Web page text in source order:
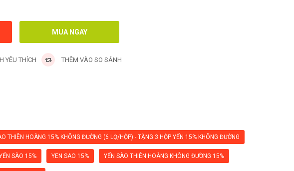
YÊU THÍCH THÊM VÀO SO SÁNH
THIÊN HOÀNG 15% KHÔNG ĐƯỜNG (6 LỌ/HỘP) - TẶNG 3 HỘP YẾN 15% KHÔNG ĐƯỜNG
SÀO 15% YEN SAO 15% YẾN SÀO THIÊN HOÀNG KHÔNG ĐƯỜNG 15%